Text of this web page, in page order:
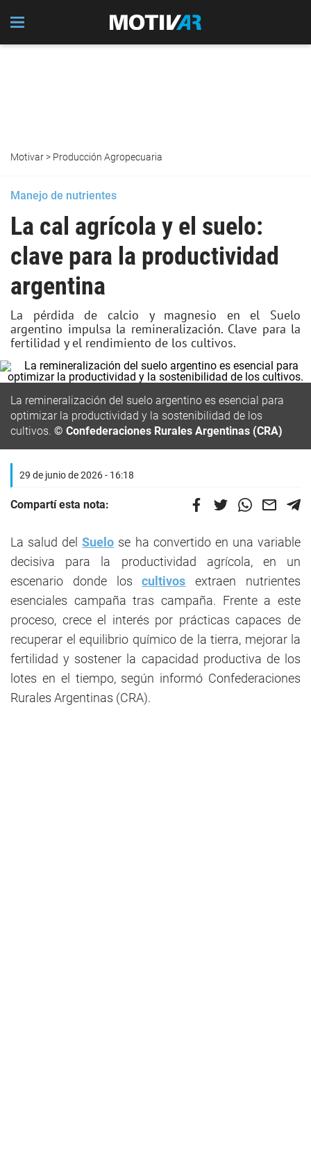
Motivar> Producción Agropecuaria
Manejo de nutrientes
La cal agrícola y el suelo:
clave para la productividad
argentina
La pérdida de calcio y magnesio en el Suelo
argentino impulsa la remineralización. Clave para la
fertilidad y el rendimiento de los cultivos.
La remineralización del suelo argentino es esencial para
optimizar la productividad y la sostenibilidad de los
cultivos. © Confederaciones Rurales Argentinas (CRA)
29 de junio de 2026 - 16:18
Compartí esta nota:
La salud delSuelo se ha convertido en una variable
decisiva para la productividad agrícola, en un
escenario donde loscultivos extraen nutrientes
esenciales campaña tras campaña. Frente a este
proceso, crece el interés por prácticas capaces de
recuperar el equilibrio químico de la tierra, mejorar la
fertilidad y sostener la capacidad productiva de los
lotes en el tiempo, según informó Confederaciones
Rurales Argentinas (CRA).